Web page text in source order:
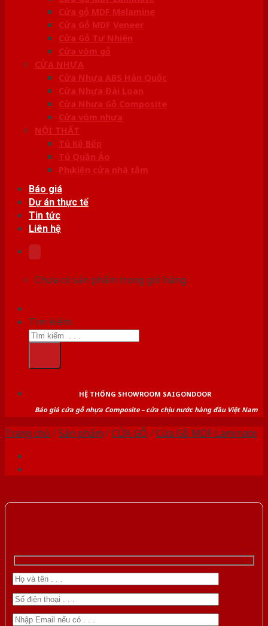
Cửa gỗ MDF Melamine
Cửa Gỗ MDF Veneer
Cửa Gỗ Tự Nhiên
Cửa vòm gỗ
CỬA NHỰA
Cửa Nhựa ABS Hàn Quốc
Cửa Nhựa Đài Loan
Cửa Nhựa Gỗ Composite
Cửa vòm nhựa
NỘI THẤT
Tủ Kệ Bếp
Tủ Quần Áo
Phụ kiện cửa nhà tắm
Báo giá
Dự án thực tế
Tin tức
Liên hệ
Chưa có sản phẩm trong giỏ hàng.
Tìm kiếm:
HỆ THỐNG SHOWROOM SAIGONDOOR
Báo giá cửa gỗ nhựa Composite – cửa chịu nước hàng đầu Việt Nam
Trang chủ /Sản phẩm /CỬA GỖ /Cửa Gỗ MDF Laminate